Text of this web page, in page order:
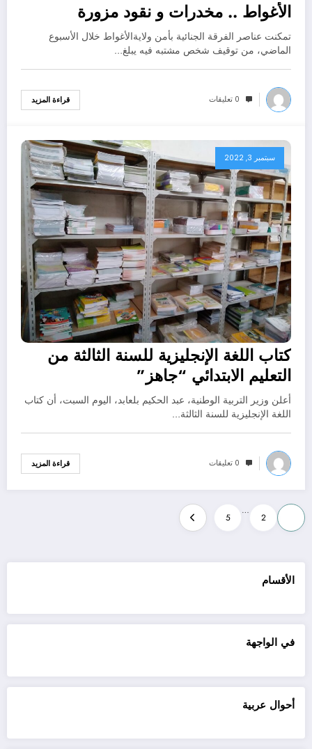
سبتمبر 3, 2022
الأغواط .. مخدرات و نقود مزورة
تمكنت عناصر الفرقة الجنائية بأمن ولايةالأغواط خلال الأسبوع
الماضي، من توقيف شخص مشتبه فيه يبلغ…
0 تعليقات قراءة المزيد
سبتمبر 3, 2022
كتاب اللغة الإنجليزية للسنة الثالثة من
التعليم الابتدائي “جاهز”
أعلن وزير التربية الوطنية، عبد الحكيم بلعابد، اليوم السبت، أن كتاب
اللغة الإنجليزية للسنة الثالثة…
0 تعليقات قراءة المزيد
Posts
pagination
2
…
5
الأقسام
في الواجهة
أحوال عربية